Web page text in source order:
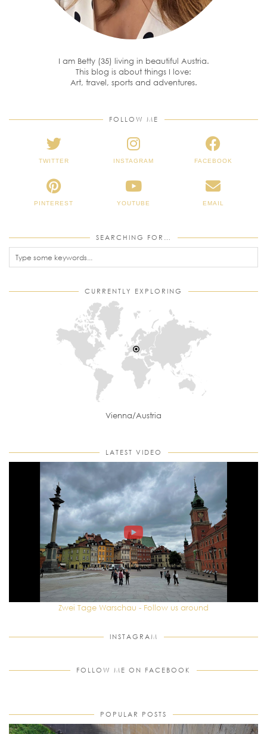
I am Betty (35) living in beautiful Austria.
This blog is about things I love:
Art, travel, sports and adventures.
FOLLOW ME
TWITTER INSTAGRAM FACEBOOK
PINTEREST YOUTUBE EMAIL
SEARCHING FOR…
CURRENTLY EXPLORING
Vienna/Austria
LATEST VIDEO
Zwei Tage Warschau - Follow us around
INSTAGRAM
FOLLOW ME ON FACEBOOK
POPULAR POSTS